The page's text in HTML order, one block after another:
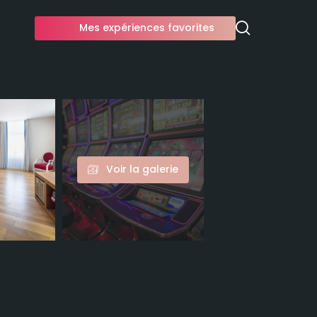
Mes expériences favorites
Voir la galerie